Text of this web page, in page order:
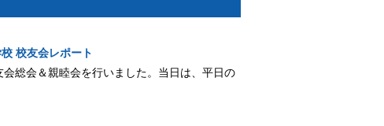
校友会レポート
総会＆親睦会を行いました。当日は、平日の